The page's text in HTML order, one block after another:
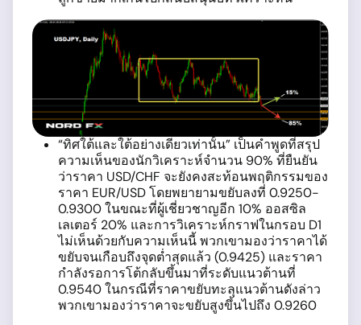
“ทิศใต้และใต้อย่างเดียวเท่านั้น” เป็นคำพูดที่สรุป
ความเห็นของนักวิเคราะห์จำนวน 90% ที่ยืนยัน
ว่าราคา USD/CHF จะยังคงสะท้อนพฤติกรรมของ
ราคา EUR/USD โดยพยายามขยับลงที่ 0.9250-
0.9300 ในขณะที่ผู้เชี่ยวชาญอีก 10% ออสซิล
เลเตอร์ 20% และการวิเคราะห์กราฟในกรอบ D1
ไม่เห็นด้วยกับความเห็นนี้ พวกเขามองว่าราคาได้
ขยับจนเกือบถึงจุดต่ำสุดแล้ว (0.9425) และราคา
กำลังรอการโต้กลับขึ้นมาที่ระดับแนวต้านที่
0.9540 ในกรณีที่ราคาขยับทะลุแนวต้านดังล่าว
พวกเขามองว่าราคาจะขยับสูงขึ้นไปถึง 0.9260